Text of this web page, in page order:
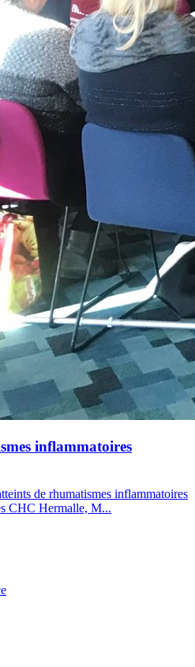
inflammatoires
de rhumatismes inflammatoires
CHC Hermalle, M...